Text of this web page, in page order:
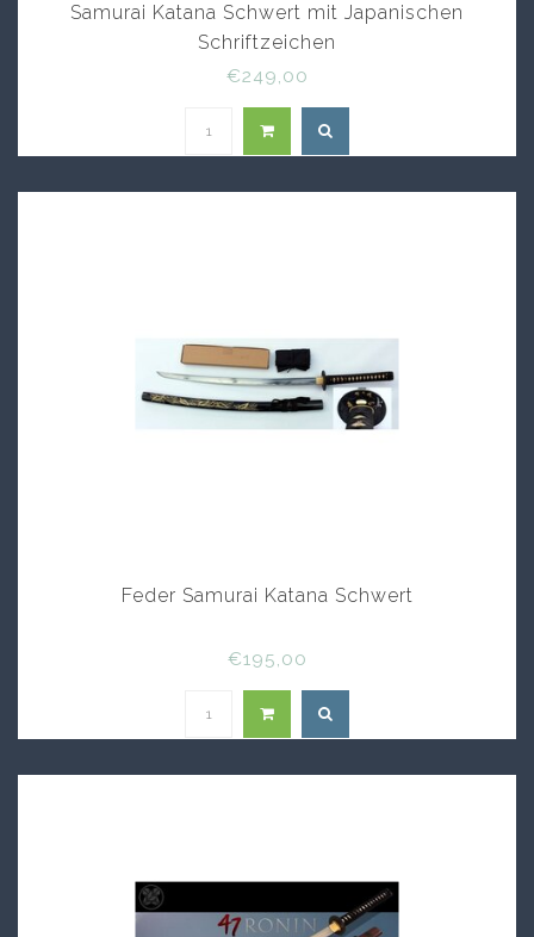
Samurai Katana Schwert mit Japanischen
Schriftzeichen
€249,00
Feder Samurai Katana Schwert
€195,00